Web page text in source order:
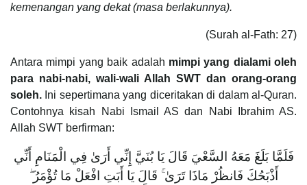
kemenangan yang dekat (masa berlakunnya).
(Surah al-Fath: 27)
Antara mimpi yang baik adalah mimpi yang dialami oleh
para nabi-nabi, wali-wali Allah SWT dan orang-orang
soleh. Ini sepertimana yang diceritakan di dalam al-Quran.
Contohnya kisah Nabi Ismail AS dan Nabi Ibrahim AS.
Allah SWT berfirman:
فَلَمَّا بَلَغَ مَعَهُ السَّعْيَ قَالَ يَا بُنَيَّ إِنِّي أَرَىٰ فِي الْمَنَامِ أَنِّي
أَذْبَحُكَ فَانظُرْ مَاذَا تَرَىٰ ۚ قَالَ يَا أَبَتِ افْعَلْ مَا تُؤْمَرُ ۖ